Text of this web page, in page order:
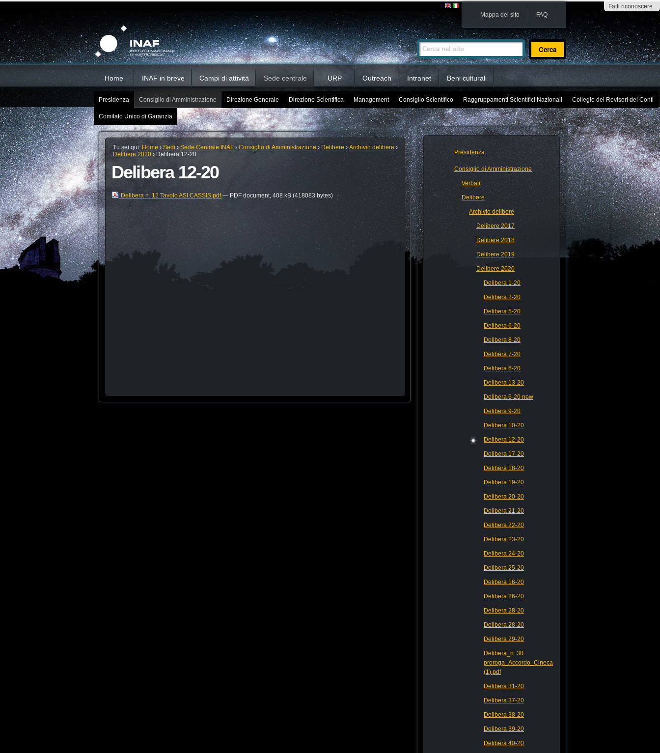
Fatti riconoscere
contenuti.
Salta
alla
navigazione
Mappa del sito FAQ
Cerca nel sito
Ricerca
avanzata…
Home INAF in breve Campi di attività Sede centrale URP Outreach Intranet Beni culturali
Presidenza Consiglio di Amministrazione Direzione Generale Direzione Scientifica Management Consiglio Scientifico Raggruppamenti Scientifici Nazionali Collegio dei Revisori dei Conti
Comitato Unico di Garanzia
Tu sei qui: Home › Sedi › Sede Centrale INAF › Consiglio di Amministrazione › Delibere › Archivio delibere ›
Delibere 2020 › Delibera 12-20
Delibera 12-20
Delibera n. 12 Tavolo ASI CASSIS.pdf— PDF document, 408 kB (418083 bytes)
Presidenza
Consiglio di Amministrazione
Verbali
Delibere
Archivio delibere
Delibere 2017
Delibere 2018
Delibere 2019
Delibere 2020
Delibera 1-20
Delibera 2-20
Delibera 5-20
Delibera 6-20
Delibera 8-20
Delibera 7-20
Delibera 6-20
Delibera 13-20
Delibera 6-20 new
Delibera 9-20
Delibera 10-20
Delibera 12-20
Delibera 17-20
Delibera 18-20
Delibera 19-20
Delibera 20-20
Delibera 21-20
Delibera 22-20
Delibera 23-20
Delibera 24-20
Delibera 25-20
Delibera 16-20
Delibera 26-20
Delibera 28-20
Delibera 28-20
Delibera 29-20
Delibera_n. 30
proroga_Accordo_Cineca
(1).pdf
Delibera 31-20
Delibera 37-20
Delibera 38-20
Delibera 39-20
Delibera 40-20